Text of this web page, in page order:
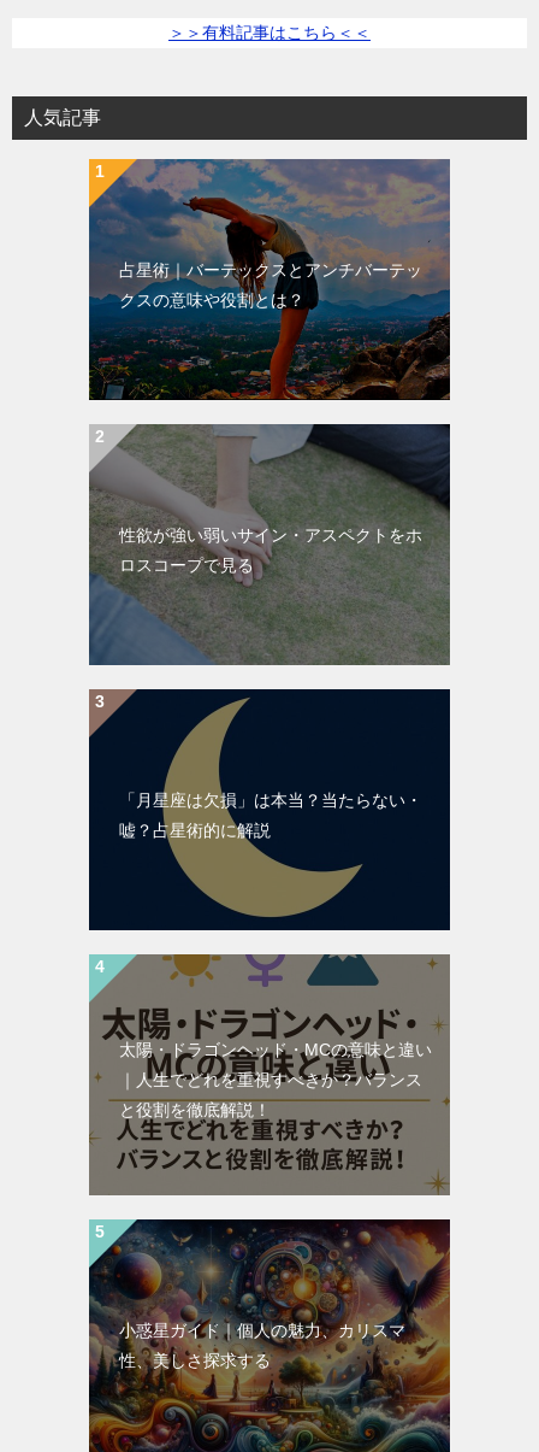
＞＞有料記事はこちら＜＜
人気記事
占星術｜バーテックスとアンチバーテッ
クスの意味や役割とは？
性欲が強い弱いサイン・アスペクトをホ
ロスコープで見る
「月星座は欠損」は本当？当たらない・
嘘？占星術的に解説
太陽・ドラゴンヘッド・MCの意味と違い
｜人生でどれを重視すべきか？バランス
と役割を徹底解説！
小惑星ガイド｜個人の魅力、カリスマ
性、美しさ探求する